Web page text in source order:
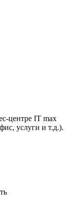
центре IT max
услуги и т.д.).